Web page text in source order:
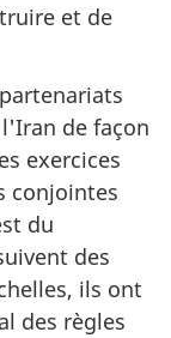
et de
de façon
exercices
conjointes
du
des
ils ont
des règles